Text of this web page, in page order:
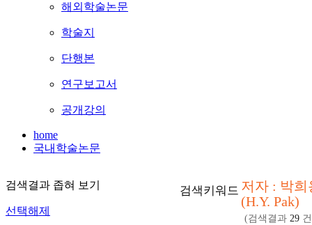
해외학술논문
학술지
단행본
연구보고서
공개강의
home
국내학술논문
검색결과 좁혀 보기
선택해제
검색키워드 저자 : 박희
(H.Y. Pak)
(검색결과 29